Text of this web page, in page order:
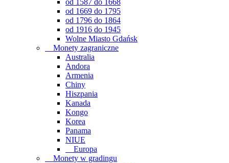
od 1587 do 1668
od 1669 do 1795
od 1796 do 1864
od 1916 do 1945
Wolne Miasto Gdańsk
Monety zagraniczne
Australia
Andora
Armenia
Chiny
Hiszpania
Kanada
Kongo
Korea
Panama
NIUE
Europa
Monety w gradingu